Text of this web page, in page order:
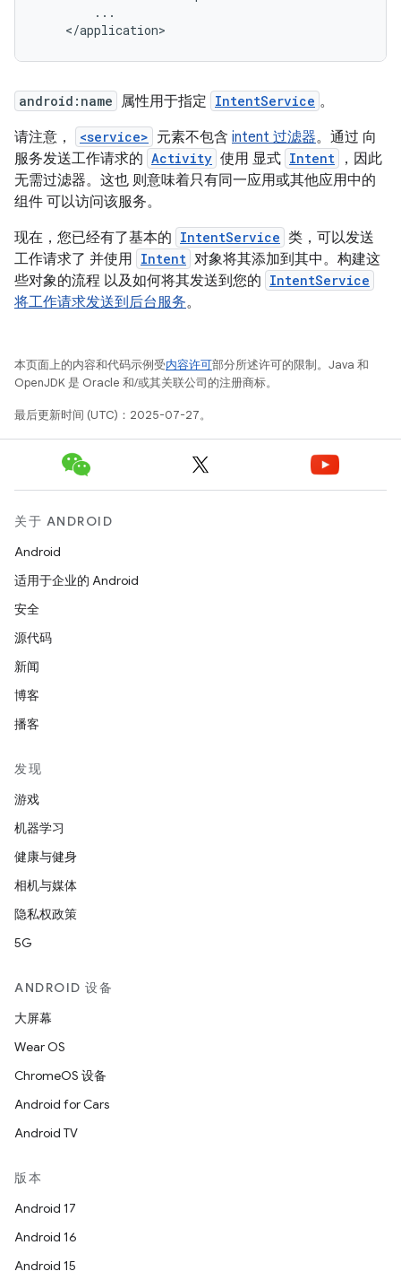
</application>
android:name 属性用于指定 IntentService 。
请注意，
<service> 元素不包含 intent 过滤器。通过 向
服务发送工作请求的 Activity 使用 显式 Intent
，因此
无需过滤器。这也 则意味着只有同一应用或其他应用中的
组件 可以访问该服务。
现在，您已经有了基本的 IntentService 类，可以发送
工作请求了 并使用 Intent 对象将其添加到其中。构建这
些对象的流程 以及如何将其发送到您的 IntentService
将工作请求发送到后台服务。
本页面上的内容和代码示例受内容许可部分所述许可的限制。Java 和
OpenJDK 是 Oracle 和/或其关联公司的注册商标。
最后更新时间 (UTC)：2025-07-27。
关于 ANDROID
Android
适用于企业的 Android
安全
源代码
新闻
博客
播客
发现
游戏
机器学习
健康与健身
相机与媒体
隐私权政策
5G
ANDROID 设备
大屏幕
Wear OS
ChromeOS 设备
Android for Cars
Android TV
版本
Android 17
Android 16
Android 15